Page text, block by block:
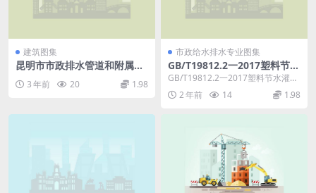
建筑图集
昆明市市政排水管道和附属构
筑物设计安装图集2013版.pdf
3 年前 20 1.98
市政给水排水专业图集
GB/T19812.2一2017塑料节水
灌溉器材第2部分：压力补偿
式滴头及滴灌管.pdf
GB/T19812.2一2017塑料节水灌溉
器材第2部分：压力补偿式滴头及滴
灌管...2 年前 14 1.98